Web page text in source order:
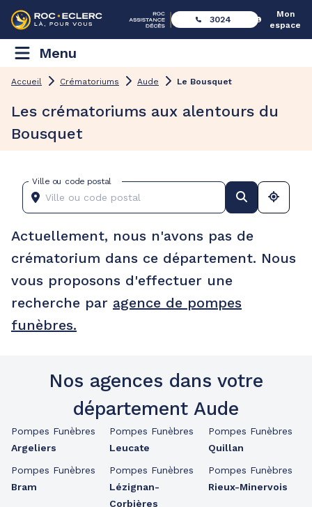
3024
Mon
espace
Menu
Accueil Crématoriums Aude Le Bousquet
Les crématoriums aux alentours du
Bousquet
Ville ou code postal
Actuellement, nous n'avons pas de
crématorium dans ce département. Nous
vous proposons d'effectuer une
recherche par agence de pompes
funèbres.
Nos agences dans votre
département Aude
Pompes Funèbres
Argeliers
Pompes Funèbres
Bram
Pompes Funèbres
Leucate
Pompes Funèbres
Lézignan-
Corbières
Pompes Funèbres
Quillan
Pompes Funèbres
Rieux-Minervois